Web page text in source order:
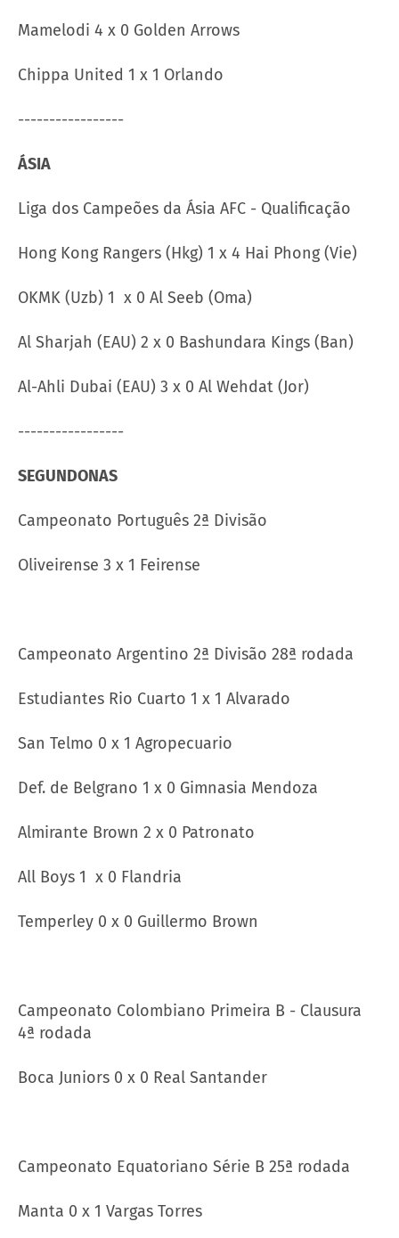
Mamelodi 4 x 0 Golden Arrows
Chippa United 1 x 1 Orlando
-----------------
ÁSIA
Liga dos Campeões da Ásia AFC - Qualificação
Hong Kong Rangers (Hkg) 1 x 4 Hai Phong (Vie)
OKMK (Uzb) 1 x 0 Al Seeb (Oma)
Al Sharjah (EAU) 2 x 0 Bashundara Kings (Ban)
Al-Ahli Dubai (EAU) 3 x 0 Al Wehdat (Jor)
-----------------
SEGUNDONAS
Campeonato Português 2ª Divisão
Oliveirense 3 x 1 Feirense
Campeonato Argentino 2ª Divisão 28ª rodada
Estudiantes Rio Cuarto 1 x 1 Alvarado
San Telmo 0 x 1 Agropecuario
Def. de Belgrano 1 x 0 Gimnasia Mendoza
Almirante Brown 2 x 0 Patronato
All Boys 1 x 0 Flandria
Temperley 0 x 0 Guillermo Brown
Campeonato Colombiano Primeira B - Clausura
4ª rodada
Boca Juniors 0 x 0 Real Santander
Campeonato Equatoriano Série B 25ª rodada
Manta 0 x 1 Vargas Torres